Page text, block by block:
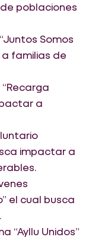
poblaciones
Somos
familias de
a
impactar a
el cual busca
“Ayllu Unidos”